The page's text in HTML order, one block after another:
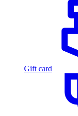
Gift card